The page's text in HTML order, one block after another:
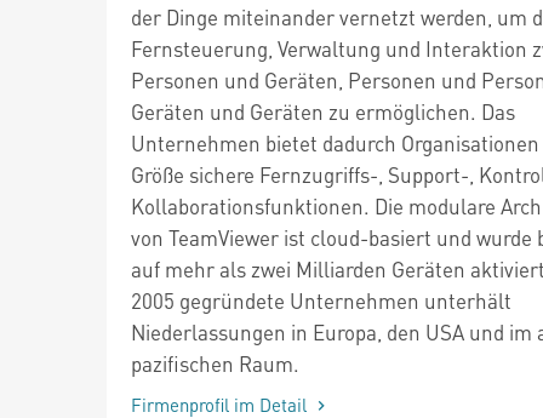
der Dinge miteinander vernetzt werden, um
Fernsteuerung, Verwaltung und Interaktion
Personen und Geräten, Personen und
Geräten und Geräten zu ermöglichen. Das
Unternehmen bietet dadurch
Größe sichere Fernzugriffs-, Support-,
Kollaborationsfunktionen. Die modulare
von TeamViewer ist cloud-basiert und wurde
auf mehr als zwei Milliarden Geräten
2005 gegründete Unternehmen unterhält
Niederlassungen in Europa, den USA und im
pazifischen Raum.
Firmenprofil im Detail